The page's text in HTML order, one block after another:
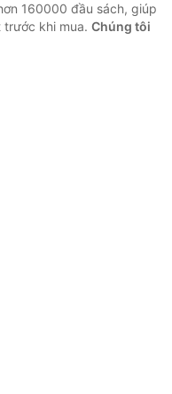
160000 đầu sách, giúp
trước khi mua. Chúng tôi